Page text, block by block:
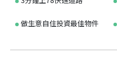
做生意自住投資最佳物件